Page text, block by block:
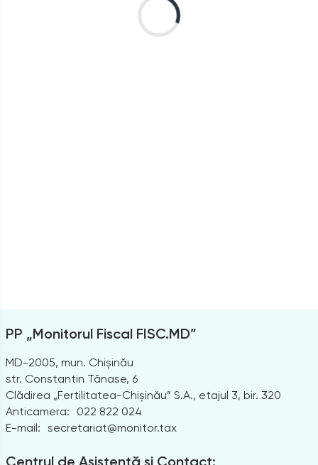
PP „Monitorul Fiscal FISC.MD”
MD-2005, mun. Chișinău
str. Constantin Tănase, 6
Clădirea „Fertilitatea-Chișinău” S.A., etajul 3, bir. 320
Anticamera:
022 822 024
E-mail: secretariat@monitor.tax
Centrul de Asistență și Contact: